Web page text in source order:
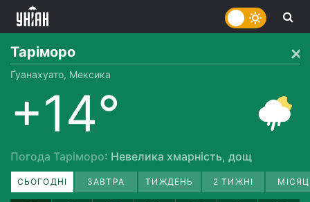
Таріморо
Ґуанахуато, Мексика
+14°
Погода Таріморо: Невелика хмарність, дощ
СЬОГОДНІ ЗАВТРА ТИЖДЕНЬ 2 ТИЖНІ